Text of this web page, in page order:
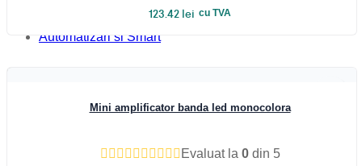
Iluminat Expozitii
Automatizari si Smart
123.42 lei cu TVA
Mini amplificator banda led monocolora
Evaluat la 0din 5